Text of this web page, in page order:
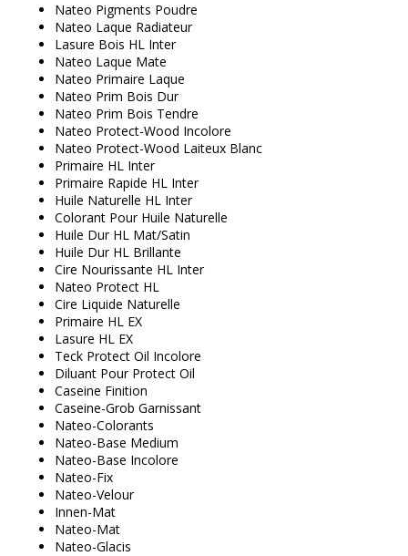
Nateo Pigments Poudre
Nateo Laque Radiateur
Lasure Bois HL Inter
Nateo Laque Mate
Nateo Primaire Laque
Nateo Prim Bois Dur
Nateo Prim Bois Tendre
Nateo Protect-Wood Incolore
Nateo Protect-Wood Laiteux Blanc
Primaire HL Inter
Primaire Rapide HL Inter
Huile Naturelle HL Inter
Colorant Pour Huile Naturelle
Huile Dur HL Mat/Satin
Huile Dur HL Brillante
Cire Nourissante HL Inter
Nateo Protect HL
Cire Liquide Naturelle
Primaire HL EX
Lasure HL EX
Teck Protect Oil Incolore
Diluant Pour Protect Oil
Caseine Finition
Caseine-Grob Garnissant
Nateo-Colorants
Nateo-Base Medium
Nateo-Base Incolore
Nateo-Fix
Nateo-Velour
Innen-Mat
Nateo-Mat
Nateo-Glacis